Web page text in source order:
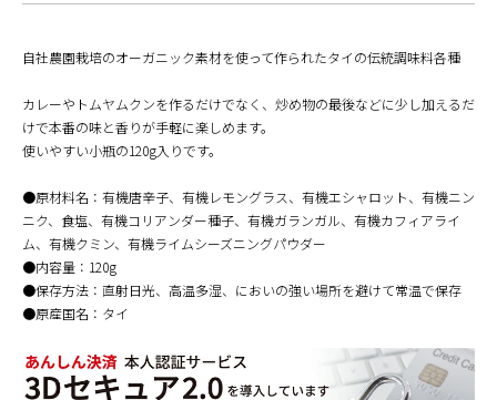
自社農園栽培のオーガニック素材を使って作られたタイの伝統調味料各種
カレーやトムヤムクンを作るだけでなく、炒め物の最後などに少し加えるだ
けで本番の味と香りが手軽に楽しめます。
使いやすい小瓶の120g入りです。
●原材料名：有機唐辛子、有機レモングラス、有機エシャロット、有機ニン
ニク、食塩、有機コリアンダー種子、有機ガランガル、有機カフィアライ
ム、有機クミン、有機ライムシーズニングパウダー
●内容量：120g
●保存方法：直射日光、高温多湿、においの強い場所を避けて常温で保存
●原産国名：タイ